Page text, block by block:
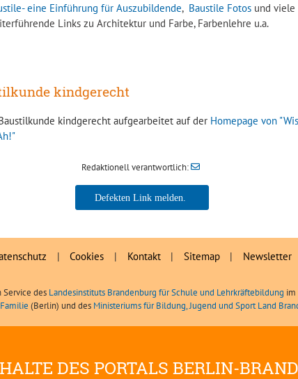
eine Einführung für Auszubildende, Baustile Fotos und viele
Links zu Architektur und Farbe, Farbenlehre u.a.
kindgerecht
kindgerecht aufgearbeitet auf der Homepage von
Redaktionell verantwortlich:
| Cookies | Kontakt | Sitemap | Newsletter
Service des Landesinstituts Brandenburg für Schule und Lehrkräftebildung
(Berlin) und des Ministeriums für Bildung, Jugend und Sport Land
DES PORTALS BERLIN-